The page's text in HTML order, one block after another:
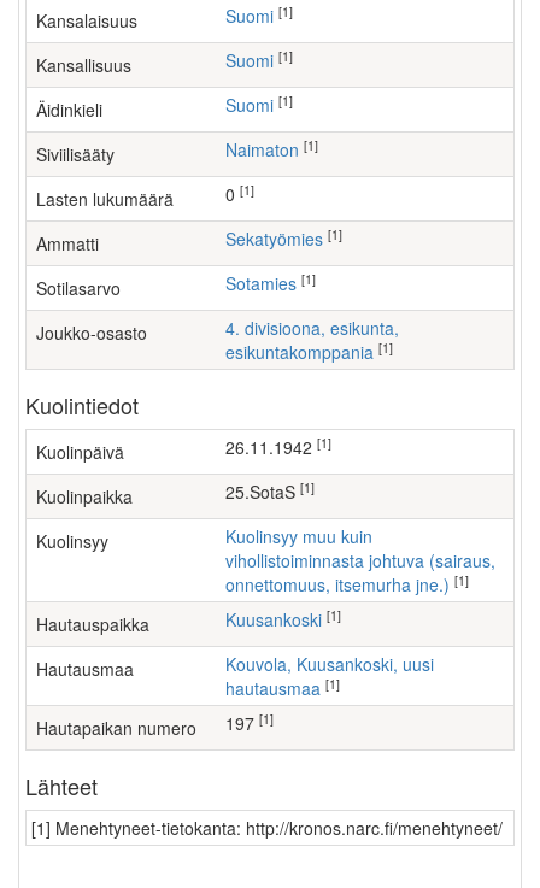
Kansalaisuus Suomi [1]
Kansallisuus Suomi [1]
Äidinkieli Suomi [1]
Siviilisääty Naimaton [1]
Lasten lukumäärä [1]
Ammatti sekatyömies [1]
Sotilasarvo Sotamies [1]
Joukko-osasto
4. divisioona, esikunta,
esikuntakomppania [1]
Kuolintiedot
Kuolinpäivä 26.11.1942 [1]
Kuolinpaikka 25.SotaS [1]
Kuolinsyy
Kuolinsyy muu kuin
vihollistoiminnasta johtuva (sairaus,
onnettomuus, itsemurha jne.) [1]
Hautauspaikka Kuusankoski [1]
Hautausmaa
Kouvola, Kuusankoski, uusi
hautausmaa [1]
Hautapaikan numero 197 [1]
Lähteet
[1] Menehtyneet-tietokanta: http://kronos.narc.fi/menehtyneet/